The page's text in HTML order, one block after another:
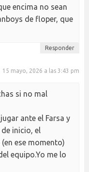
encima no sean
de floper, que
Responder
15 mayo, 2026 a las 3:43 pm
si no mal
ante el Farsa y
inicio, el
ese momento)
equipo.Yo me lo